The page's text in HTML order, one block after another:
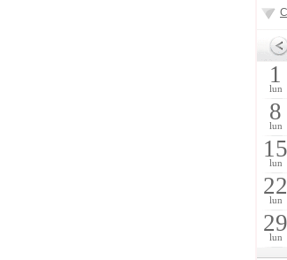
1
lun
8
lun
15
lun
22
lun
29
lun